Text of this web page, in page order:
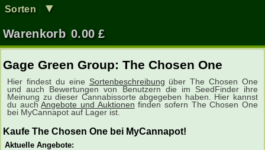
Sorten ▼
Warenkorb 0.00 £
Gage Green Group: The Chosen One
Hier findest du eine Sortenbeschreibung über The Chosen One
und auch Bewertungen von Benutzern die im SeedFinder ihre
Meinung zu dieser Cannabissorte abgegeben haben. Hier kannst
du auchAngebote und Auktionen finden sofern The Chosen One
bei MyCannapot auf Lager ist.
Kaufe The Chosen One bei MyCannapot!
Aktuelle Angebote: